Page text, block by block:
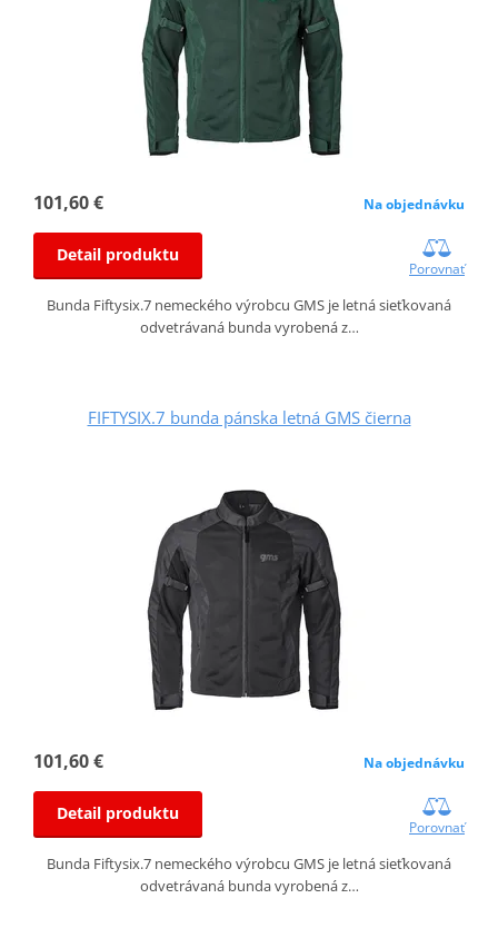
101,60 € Na objednávku
Detail produktu
Porovnať
Bunda Fiftysix.7 nemeckého výrobcu GMS je letná sieťkovaná
odvetrávaná bunda vyrobená z…
FIFTYSIX.7 bunda pánska letná GMS čierna
101,60 € Na objednávku
Detail produktu
Porovnať
Bunda Fiftysix.7 nemeckého výrobcu GMS je letná sieťkovaná
odvetrávaná bunda vyrobená z…